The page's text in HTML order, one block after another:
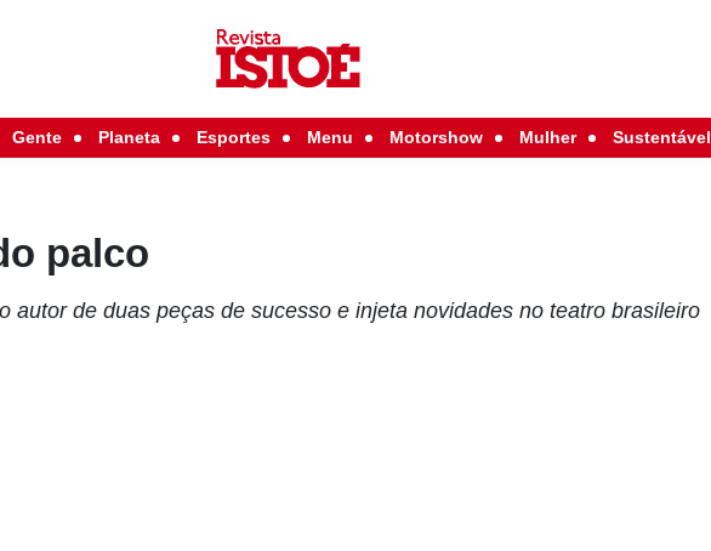
Gente Planeta Esportes Menu Motorshow Mulher Sustentável
palco
autor de duas peças de sucesso e injeta novidades no teatro brasileiro